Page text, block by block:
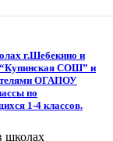
г.Шебекино и
СОШ” и
ОГАПОУ
по
1-4 классов.
школах